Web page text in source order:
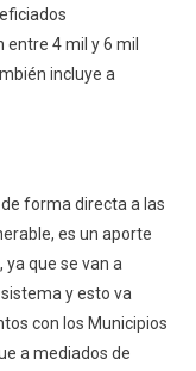
4 mil y 6 mil
incluye a
forma directa a las
es un aporte
que se van a
y esto va
con los Municipios
a mediados de